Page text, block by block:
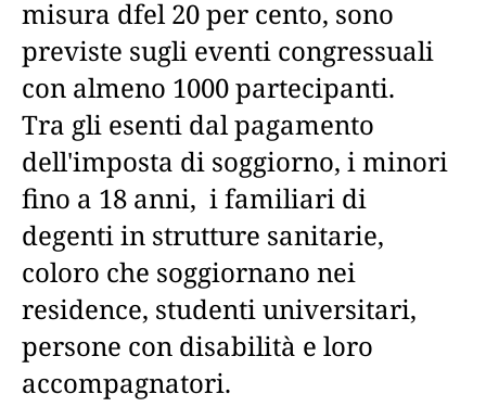
misura dfel 20 per cento, sono
previste sugli eventi congressuali
con almeno 1000 partecipanti.
Tra gli esenti dal pagamento
dell'imposta di soggiorno, i minori
fino a 18 anni, i familiari di
degenti in strutture sanitarie,
coloro che soggiornano nei
residence, studenti universitari,
persone con disabilità e loro
accompagnatori.